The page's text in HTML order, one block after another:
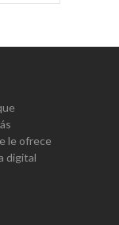
le ofrece
digital